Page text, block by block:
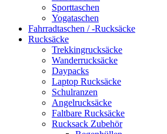
Sporttaschen
Yogataschen
Fahrradtaschen / -Rucksäcke
Rucksäcke
Trekkingrucksäcke
Wanderrucksäcke
Daypacks
Laptop Rucksäcke
Schulranzen
Angelrucksäcke
Faltbare Rucksäcke
Rucksack Zubehör